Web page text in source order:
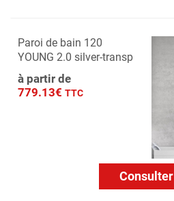
Paroi de bain 120
YOUNG 2.0 silver-transp
à partir de
779.13€ TTC
Consulter